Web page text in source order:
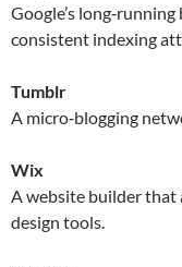
Google’s
consistent indexing
Tumblr
A micro‑blogging
Wix
A website builder
design tools.